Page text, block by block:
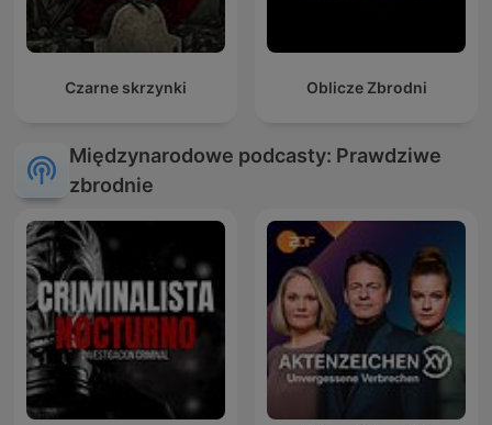
Czarne skrzynki Oblicze Zbrodni
Międzynarodowe podcasty: Prawdziwe
zbrodnie